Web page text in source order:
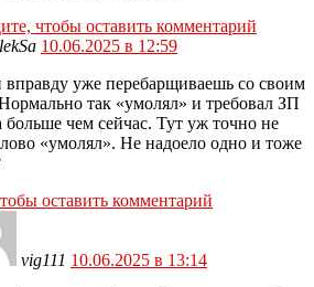
чтобы оставить комментарий
10.06.2025 в 12:59
вправду уже перебарщиваешь со своим
так «умолял» и требовал ЗП
чем сейчас. Тут уж точно не
«умолял». Не надоело одно и тоже
оставить комментарий
vig111 10.06.2025 в 13:14